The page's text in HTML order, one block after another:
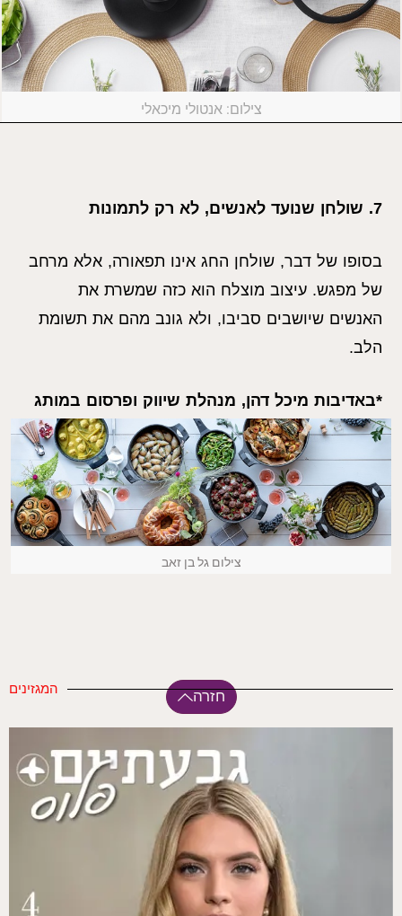
צילום: אנטולי מיכאלי
7. שולחן שנועד לאנשים, לא רק לתמונות
בסופו של דבר, שולחן החג אינו תפאורה, אלא מרחב
של מפגש. עיצוב מוצלח הוא כזה שמשרת את
האנשים שיושבים סביבו, ולא גונב מהם את תשומת
הלב.
*באדיבות מיכל דהן, מנהלת שיווק ופרסום במותג
כלי הבישול והאפייה סולתם
צילום גל בן זאב
חזרה המגזינים